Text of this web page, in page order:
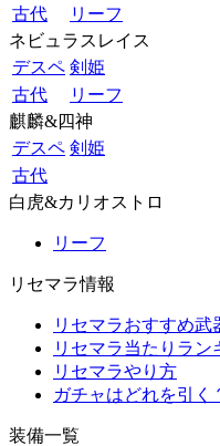
古代
リーフ
ネビュラスレイス
デスペ 剣姫
古代
リーフ
麒麟&四神
デスペ 剣姫
古代
白虎&カリオストロ
リーフ
リセマラ情報
リセマラおすすめ武
リセマラ当たりラン
リセマラやり方
ガチャはどれを引く
装備一覧